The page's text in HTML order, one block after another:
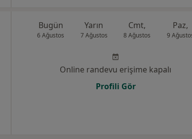
Bugün
6 Ağustos
Yarın
7 Ağustos
Cmt,
8 Ağustos
Paz,
9
Online randevu erişime kapalı
Profili Gör